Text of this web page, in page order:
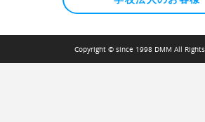
Copyright © since 1998 DMM All